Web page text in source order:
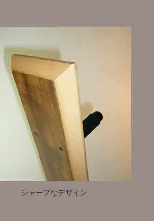
シャープなデザイン